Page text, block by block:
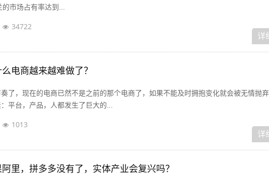
市场占有率达到...
34722
详
电商越来越难做了？
了，现在的电商已然不是之前的那个电商了，如果不能及时拥抱变化就会被无情抛
平台，产品，人都发生了巨大的...
1013
详
里，拼多多没有了，实体产业会复兴吗？